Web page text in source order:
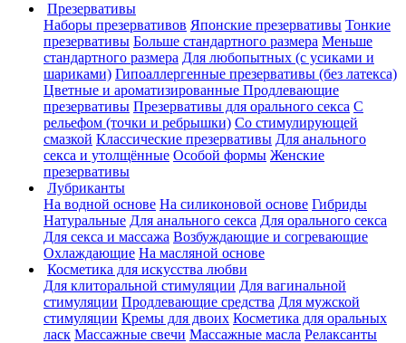
Презервативы
Наборы презервативов Японские презервативы Тонкие
презервативы Больше стандартного размера Меньше
стандартного размера Для любопытных (с усиками и
шариками) Гипоаллергенные презервативы (без латекса)
Цветные и ароматизированные Продлевающие
презервативы Презервативы для орального секса С
рельефом (точки и ребрышки) Со стимулирующей
смазкой Классические презервативы Для анального
секса и утолщённые Особой формы Женские
презервативы
Лубриканты
На водной основе На силиконовой основе Гибриды
Натуральные Для анального секса Для орального секса
Для секса и массажа Возбуждающие и согревающие
Охлаждающие На масляной основе
Косметика для искусства любви
Для клиторальной стимуляции Для вагинальной
стимуляции Продлевающие средства Для мужской
стимуляции Кремы для двоих Косметика для оральных
ласк Массажные свечи Массажные масла Релаксанты